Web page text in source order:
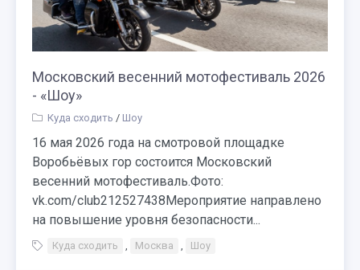
Московский весенний мотофестиваль 2026
- «Шоу»
Куда сходить / Шоу
16 мая 2026 года на смотровой площадке
Воробьёвых гор состоится Московский
весенний мотофестиваль.Фото:
vk.com/club212527438Мероприятие направлено
на повышение уровня безопасности...
Куда сходить , Москва , Шоу